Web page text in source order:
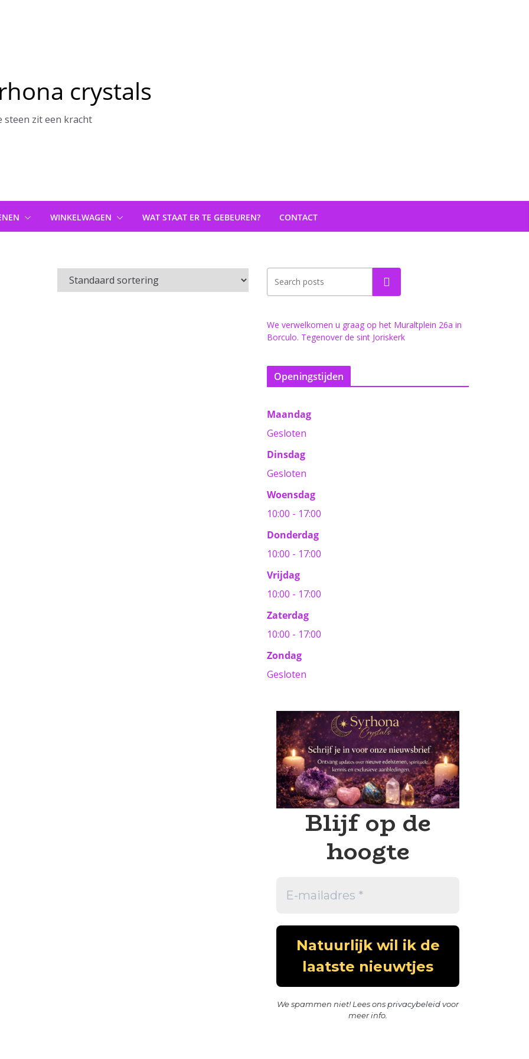
crystals
steen zit een kracht
WINKELWAGEN WAT STAAT ER TE GEBEUREN? CONTACT
Zoeken
We verwelkomen u graag op het Muraltplein 26a in
Borculo. Tegenover de sint Joriskerk
Openingstijden
Maandag
Gesloten
Dinsdag
Gesloten
Woensdag
10:00 - 17:00
Donderdag
10:00 - 17:00
Vrijdag
10:00 - 17:00
Zaterdag
10:00 - 17:00
Zondag
Gesloten
Blijf op de
hoogte
We spammen niet! Lees ons privacybeleidvoor
meer info.